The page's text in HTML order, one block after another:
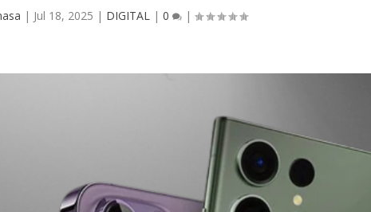
| Jul 18, 2025 | DIGITAL| 0 |